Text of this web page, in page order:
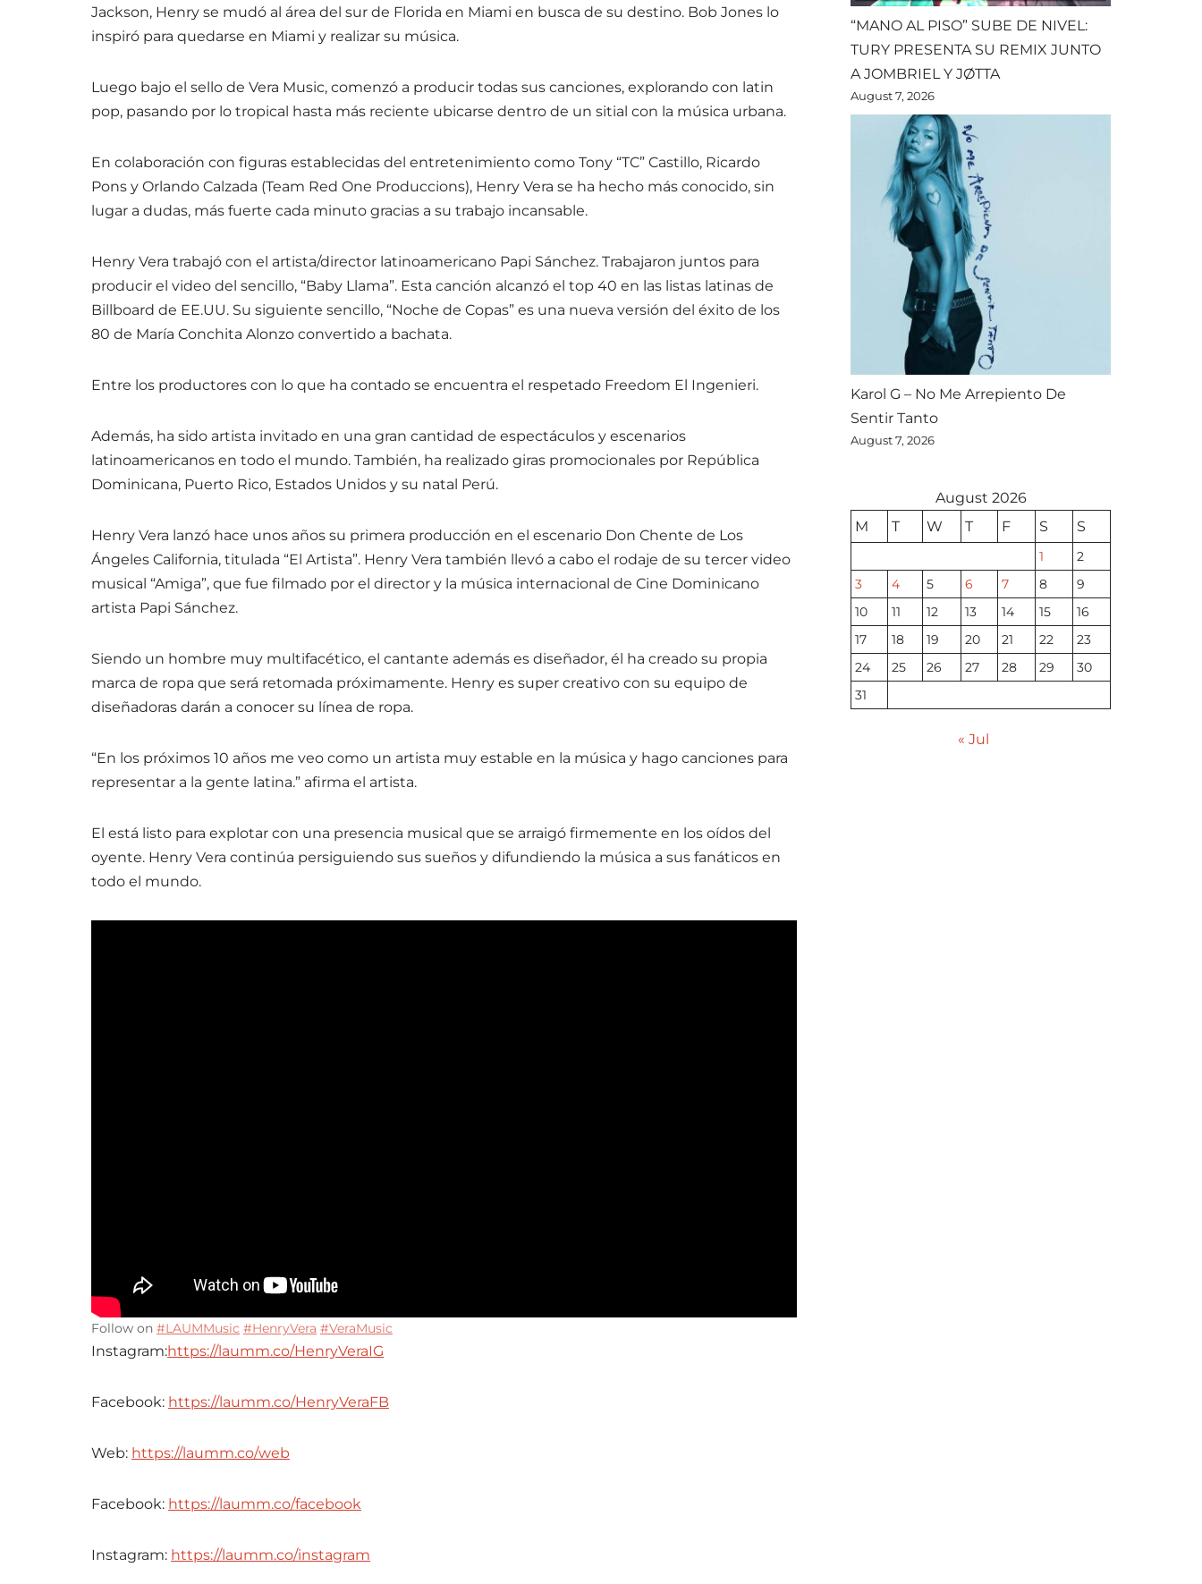
Jackson, Henry se mudó al área del sur de Florida en Miami en busca de su destino. Bob Jones lo
inspiró para quedarse en Miami y realizar su música.
Luego bajo el sello de Vera Music, comenzó a producir todas sus canciones, explorando con latin
pop, pasando por lo tropical hasta más reciente ubicarse dentro de un sitial con la música urbana.
En colaboración con figuras establecidas del entretenimiento como Tony “TC” Castillo, Ricardo
Pons y Orlando Calzada (Team Red One Produccions), Henry Vera se ha hecho más conocido, sin
lugar a dudas, más fuerte cada minuto gracias a su trabajo incansable.
Henry Vera trabajó con el artista/director latinoamericano Papi Sánchez. Trabajaron juntos para
producir el video del sencillo, “Baby Llama”. Esta canción alcanzó el top 40 en las listas latinas de
Billboard de EE.UU. Su siguiente sencillo, “Noche de Copas” es una nueva versión del éxito de los
80 de María Conchita Alonzo convertido a bachata.
Entre los productores con lo que ha contado se encuentra el respetado Freedom El Ingenieri.
Además, ha sido artista invitado en una gran cantidad de espectáculos y escenarios
latinoamericanos en todo el mundo. También, ha realizado giras promocionales por República
Dominicana, Puerto Rico, Estados Unidos y su natal Perú.
Henry Vera lanzó hace unos años su primera producción en el escenario Don Chente de Los
Ángeles California, titulada “El Artista”. Henry Vera también llevó a cabo el rodaje de su tercer video
musical “Amiga”, que fue filmado por el director y la música internacional de Cine Dominicano
artista Papi Sánchez.
Siendo un hombre muy multifacético, el cantante además es diseñador, él ha creado su propia
marca de ropa que será retomada próximamente. Henry es super creativo con su equipo de
diseñadoras darán a conocer su línea de ropa.
“En los próximos 10 años me veo como un artista muy estable en la música y hago canciones para
representar a la gente latina.” afirma el artista.
El está listo para explotar con una presencia musical que se arraigó firmemente en los oídos del
oyente. Henry Vera continúa persiguiendo sus sueños y difundiendo la música a sus fanáticos en
todo el mundo.
Follow on #LAUMMusic #HenryVera #VeraMusic
Instagram:https://laumm.co/HenryVeraIG
Facebook: https://laumm.co/HenryVeraFB
Web: https://laumm.co/web
Facebook: https://laumm.co/facebook
Instagram: https://laumm.co/instagram
“MANO AL PISO” SUBE DE NIVEL:
TURY PRESENTA SU REMIX JUNTO
A JOMBRIEL Y JØTTA
August 7, 2026
Karol G – No Me Arrepiento De
Sentir Tanto
August 7, 2026
August 2026
M
T W T F S S
1
2
3
4 5 6 7 8
9
10
11 12 13 14 15
16
17
18 19 20 21 22
23
24
25 26 27 28 29
30
31
« Jul